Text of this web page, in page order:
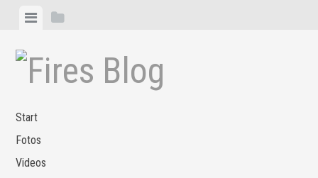
Zum
springen
MenüSeitenleiste
Start
Fotos
Videos